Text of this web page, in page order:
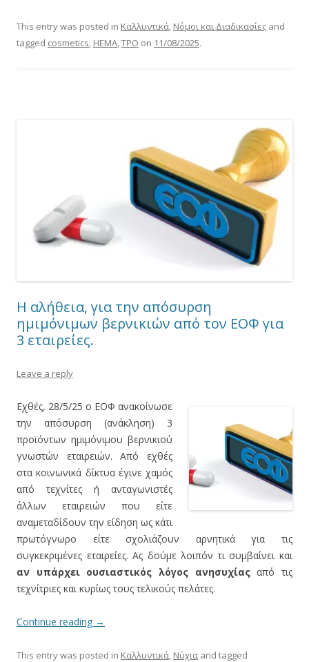
This entry was posted in Καλλυντικά, Νόμοι και Διαδικασίες and
tagged cosmetics, HEMA,TPO on 11/08/2025.
Η αλήθεια, για την απόσυρση
ημιμόνιμων βερνικιών από τον ΕΟΦ για
3 εταιρείες.
Leave a reply
Εχθές, 28/5/25 ο ΕΟΦ ανακοίνωσε
την απόσυρση (ανάκληση) 3
προϊόντων ημιμόνιμου βερνικιού
γνωστών εταιρειών. Από εχθές
στα κοινωνικά δίκτυα έγινε χαμός
από τεχνίτες ή ανταγωνιστές
άλλων εταιρειών που είτε
αναμεταδίδουν την είδηση ως κάτι
πρωτόγνωρο είτε σχολιάζουν αρνητικά για τις
συγκεκριμένες εταιρείες. Ας δούμε λοιπόν τι συμβαίνει και
αν υπάρχει ουσιαστικός λόγος ανησυχίαςαπό τις
τεχνίτριες και κυρίως τους τελικούς πελάτες.
Continue reading →
This entry was posted in Καλλυντικά, Νύχια and tagged